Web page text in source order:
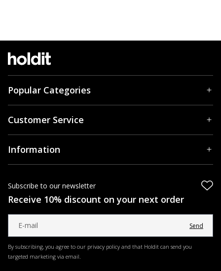
Popular Categories
Customer Service
Information
Subscribe to our newsletter
Receive 10% discount on your next order
Send
By subscribing, you agree to our privacy policy and that Holdit can send you
targeted marketing via email.